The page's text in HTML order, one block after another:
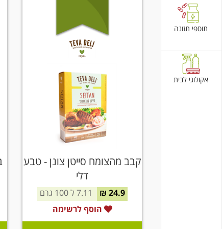
תוספי תזונה
אקולוגי לבית
קבב מהצומח סייטן צונן - טבע
דלי
24.9 ₪
הוסף לרשימה